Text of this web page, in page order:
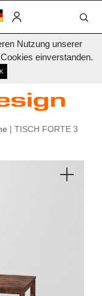
Nutzung unserer
einverstanden.
| TISCH FORTE 3